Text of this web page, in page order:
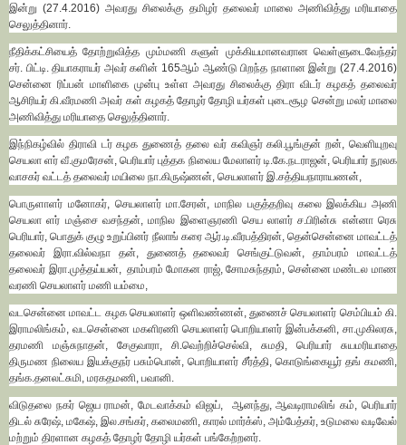
இன்று (27.4.2016) அவரது சிலைக்கு தமிழர் தலைவர் மாலை அணிவித்து மரியாதை
செலுத்தினார்.
நீதிக்கட்சியைத் தோற்றுவித்த மும்மணி களுள் முக்கியமானவரான வெள்ளுடைவேந்தர்
சர். பிட்டி. தியாகராயர் அவர் களின் 165ஆம் ஆண்டு பிறந்த நாளான இன்று (27.4.2016)
சென்னை ரிப்பன் மாளிகை முன்பு உள்ள அவரது சிலைக்கு திரா விடர் கழகத் தலைவர்
ஆசிரியர் கி.வீரமணி அவர் கள் கழகத் தோழர் தோழி யர்கள் புடைசூழ சென்று மலர் மாலை
அணிவித்து மரியாதை செலுத்தினார்.
இந்நிகழ்வில் திராவி டர் கழக துணைத் தலை வர் கவிஞர் கலி.பூங்குன் றன், வெளியுறவு
செயலா ளர் வீ.குமரேசன், பெரியார் புத்தக நிலைய மேலாளர் டி.கே.நடராஜன், பெரியார் நூலக
வாசகர் வட்டத் தலைவர் மயிலை நா.கிருஷ்ணன், செயலாளர் இ.சத்தியநாராயணன்,
பொருளாளர் மனோகர், செயலாளர் மா.சேரன், மாநில பகுத்தறிவு கலை இலக்கிய அணி
செயலா ளர் மஞ்சை வசந்தன், மாநில இளைஞரணி செய லாளர் ச.பிரின்சு என்னா ரெசு
பெரியார், பொதுக் குழு உறுப்பினர் நீலாங் கரை ஆர்.டி.வீரபத்திரன், தென்சென்னை மாவட்டத்
தலைவர் இரா.வில்வநா தன், துணைத் தலைவர் செங்குட்டுவன், தாம்பரம் மாவட்டத்
தலைவர் இரா.முத்தய்யன், தாம்பரம் மோகன ராஜ், சோமசுந்தரம், சென்னை மண்டல மாண
வரணி செயலாளர் மணி யம்மை,
வடசென்னை மாவட்ட கழக செயலாளர் ஒளிவண்ணன், துணைச் செயலாளர் செம்பியம் கி.
இராமலிங்கம், வடசென்னை மகளிரணி செயலாளர் பொறியாளர் இன்பக்கனி, சா.முகிலரசு,
தரமணி மஞ்சுநாதன், சேகுவாரா, சி.வெற்றிச்செல்வி, சுமதி, பெரியார் சுயமரியாதை
திருமண நிலைய இயக்குநர் பசும்பொன், பொறியாளர் சீர்த்தி, கொடுங்கையூர் தங் கமணி,
தங்க.தனலட்சுமி, மரகதமணி, பவானி.
விடுதலை நகர் ஜெய ராமன், மேடவாக்கம் விஜய், ஆனந்து, ஆவடிராமலிங் கம், பெரியார்
திடல் சுரேஷ், மகேஷ், இல.சங்கர், கலைமணி, காரல் மார்க்ஸ், அம்பேத்கர், உடுமலை வடிவேல்
மற்றும் திரளான கழகத் தோழர் தோழி யர்கள் பங்கேற்றனர்.